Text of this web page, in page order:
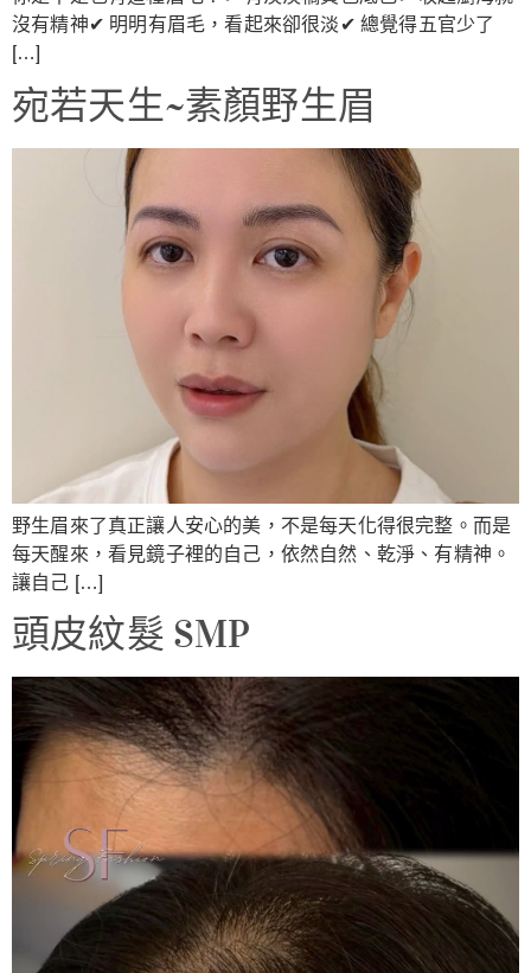
沒有精神✔ 明明有眉毛，看起來卻很淡✔ 總覺得五官少了
[…]
宛若天生~素顏野生眉
野生眉來了真正讓人安心的美，不是每天化得很完整。而是
每天醒來，看見鏡子裡的自己，依然自然、乾淨、有精神。
讓自己 […]
頭皮紋髮 SMP